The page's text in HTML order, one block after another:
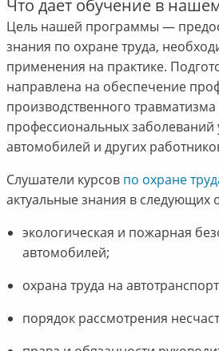
Что дает обучение в
Цель нашей программы —
знания по охране труда,
применения на практике.
направлена на обеспечение
производственного
профессиональных заболеваний
автомобилей и других
Слушатели курсов по охране
актуальные знания в следующих
экологическая и пожарная
автомобилей;
охрана труда на
порядок рассмотрения